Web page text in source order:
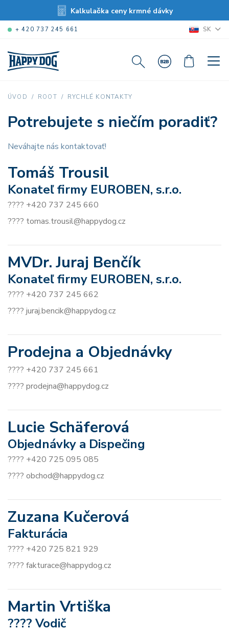
Kalkulačka ceny krmné dávky
+ 420 737 245 661 SK
ÚVOD ROOT RYCHLÉ KONTAKTY
Potrebujete s niečím poradiť?
Neváhajte nás kontaktovať!
Tomáš Trousil
Konateľ firmy EUROBEN, s.r.o.
???? +420 737 245 660
???? tomas.trousil@happydog.cz
MVDr. Juraj Benčík
Konateľ firmy EUROBEN, s.r.o.
???? +420 737 245 662
???? juraj.bencik@happydog.cz
Prodejna a Objednávky
???? +420 737 245 661
???? prodejna@happydog.cz
Lucie Schäferová
Objednávky a Dispečing
???? +420 725 095 085
???? obchod@happydog.cz
Zuzana Kučerová
Fakturácia
???? +420 725 821 929
???? fakturace@happydog.cz
Martin Vrtiška
???? Vodič